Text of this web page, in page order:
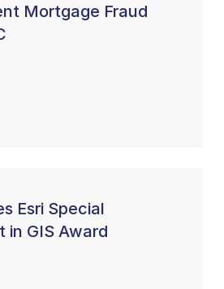
Mortgage Fraud
Esri Special
in GIS Award